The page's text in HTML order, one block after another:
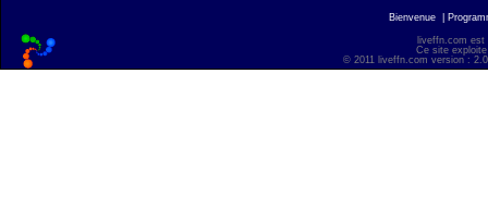
Bienvenue
liveffn.com est
Ce site
© 2011 liveffn.com version :